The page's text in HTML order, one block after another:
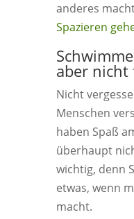
anderes
Spazieren
aber nicht
Nicht
Menschen
haben Spaß
überhaupt
wichtig, denn
etwas, wenn
macht.